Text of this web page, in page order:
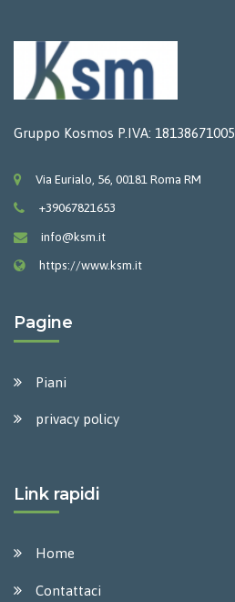
Gruppo Kosmos P.IVA: 18138671005
Via Eurialo, 56, 00181 Roma RM
+39067821653
info@ksm.it
https://www.ksm.it
Pagine
Piani
privacy policy
Link rapidi
Home
Contattaci